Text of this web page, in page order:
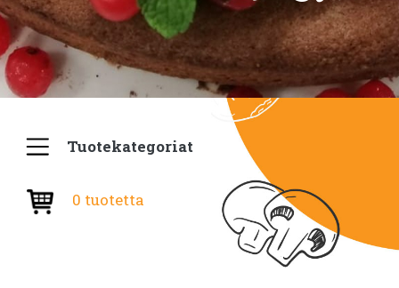
Tuotekategoriat
0 tuotetta